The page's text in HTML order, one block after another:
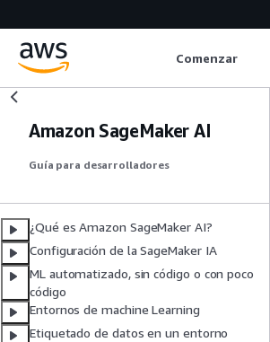
Comenzar
Amazon SageMaker AI
Guía para desarrolladores
¿Qué es Amazon SageMaker AI?
Configuración de la SageMaker IA
ML automatizado, sin código o con poco
código
Entornos de machine Learning
Etiquetado de datos en un entorno